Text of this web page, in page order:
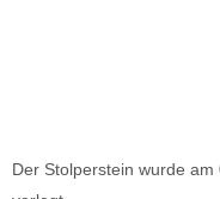
Der Stolperstein wurde